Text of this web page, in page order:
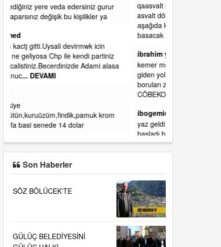
qaasvalt kansorejen madde mahalle aralarında
asvalt döke döke kaldırımlar ana yoldan
aşağıda kaldı bi yağmurda dükkanları su
basacak ma
ibrahim yalçınkaya
kemer mezarlık altı CİĞİRLİK deniz kenarına
giden yola gelin EREĞLİ BELEDİYESİ o
boruları zamanında tüm ereğli de RUHİ
ibogemici
yaz geldi layyy layyy layy lom festivalleri
başladı biz halk ekmek fabrikası kent lokantası
diyoruz ağacum yaz konserleri diyor